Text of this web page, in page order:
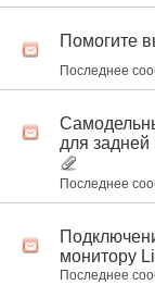
Помогите
Последнее
для
Последнее
монитору
Последнее